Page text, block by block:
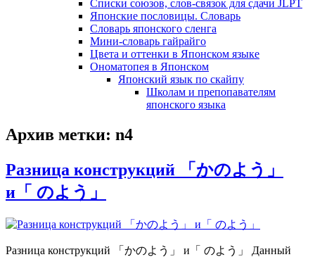
Списки союзов, слов-связок для сдачи JLPT
Японские пословицы. Словарь
Словарь японского сленга
Мини-словарь гайрайго
Цвета и оттенки в Японском языке
Ономатопея в Японском
Японский язык по скайпу
Школам и препопавателям
японского языка
Архив метки: n4
Разница конструкций 「かのよう」
и「 のよう」
Разница конструкций 「かのよう」 и「 のよう」 Данный